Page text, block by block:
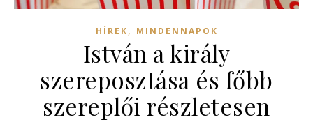
HÍREK, MINDENNAPOK
István a király
szereposztása és főbb
szereplői részletesen